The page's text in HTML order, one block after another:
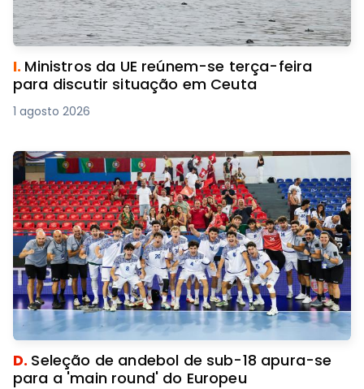
I. Ministros da UE reúnem-se terça-feira
para discutir situação em Ceuta
1 agosto 2026
D. Seleção de andebol de sub-18 apura-se
para a 'main round' do Europeu